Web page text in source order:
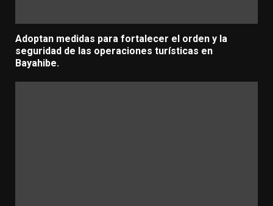
Adoptan medidas para fortalecer el orden y la
seguridad de las operaciones turísticas en
Bayahibe.